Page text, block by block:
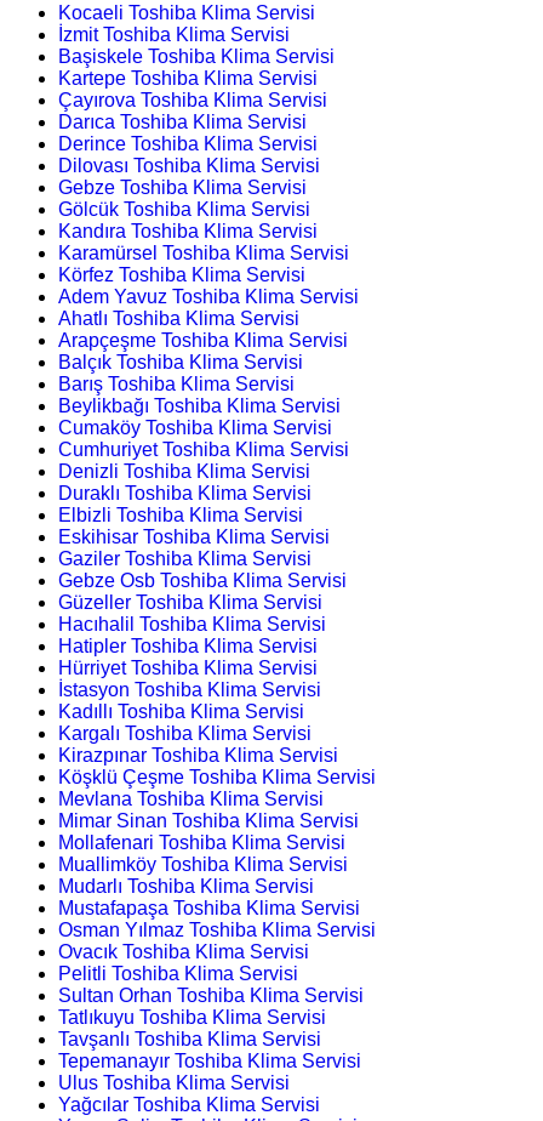
Kocaeli Toshiba Klima Servisi
İzmit Toshiba Klima Servisi
Başiskele Toshiba Klima Servisi
Kartepe Toshiba Klima Servisi
Çayırova Toshiba Klima Servisi
Darıca Toshiba Klima Servisi
Derince Toshiba Klima Servisi
Dilovası Toshiba Klima Servisi
Gebze Toshiba Klima Servisi
Gölcük Toshiba Klima Servisi
Kandıra Toshiba Klima Servisi
Karamürsel Toshiba Klima Servisi
Körfez Toshiba Klima Servisi
Adem Yavuz Toshiba Klima Servisi
Ahatlı Toshiba Klima Servisi
Arapçeşme Toshiba Klima Servisi
Balçık Toshiba Klima Servisi
Barış Toshiba Klima Servisi
Beylikbağı Toshiba Klima Servisi
Cumaköy Toshiba Klima Servisi
Cumhuriyet Toshiba Klima Servisi
Denizli Toshiba Klima Servisi
Duraklı Toshiba Klima Servisi
Elbizli Toshiba Klima Servisi
Eskihisar Toshiba Klima Servisi
Gaziler Toshiba Klima Servisi
Gebze Osb Toshiba Klima Servisi
Güzeller Toshiba Klima Servisi
Hacıhalil Toshiba Klima Servisi
Hatipler Toshiba Klima Servisi
Hürriyet Toshiba Klima Servisi
İstasyon Toshiba Klima Servisi
Kadıllı Toshiba Klima Servisi
Kargalı Toshiba Klima Servisi
Kirazpınar Toshiba Klima Servisi
Köşklü Çeşme Toshiba Klima Servisi
Mevlana Toshiba Klima Servisi
Mimar Sinan Toshiba Klima Servisi
Mollafenari Toshiba Klima Servisi
Muallimköy Toshiba Klima Servisi
Mudarlı Toshiba Klima Servisi
Mustafapaşa Toshiba Klima Servisi
Osman Yılmaz Toshiba Klima Servisi
Ovacık Toshiba Klima Servisi
Pelitli Toshiba Klima Servisi
Sultan Orhan Toshiba Klima Servisi
Tatlıkuyu Toshiba Klima Servisi
Tavşanlı Toshiba Klima Servisi
Tepemanayır Toshiba Klima Servisi
Ulus Toshiba Klima Servisi
Yağcılar Toshiba Klima Servisi